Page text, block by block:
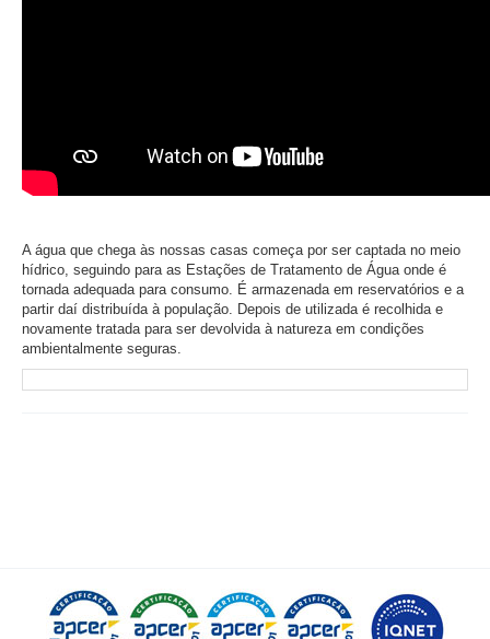
A água que chega às nossas casas começa por ser captada no meio
hídrico, seguindo para as Estações de Tratamento de Água onde é
tornada adequada para consumo. É armazenada em reservatórios e a
partir daí distribuída à população. Depois de utilizada é recolhida e
novamente tratada para ser devolvida à natureza em condições
ambientalmente seguras.